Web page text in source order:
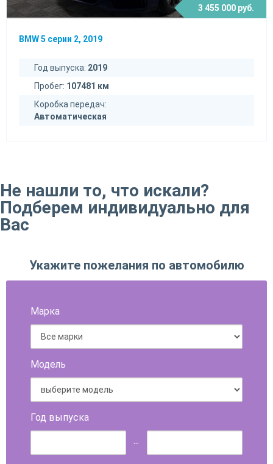
3 455 000 руб.
BMW 5 серии 2, 2019
Год выпуска: 2019
Пробег: 107481 км
Коробка передач:
Автоматическая
Не нашли то, что искали?
Подберем индивидуально для
Вас
Укажите пожелания по автомобилю
Марка
Модель
Год выпуска
...